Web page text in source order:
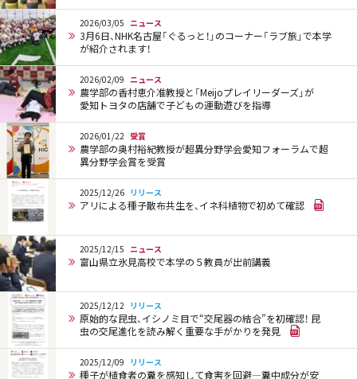
2026/03/05 ニュース
3月6日、NHK名古屋「ぐるっと！」のコーナー「ラブ旅」で本学
が紹介されます！
2026/02/09 ニュース
農学部の香村恵介准教授と「Meijoプレイリーダーズ」が
愛知トヨタの店舗で子どもの運動遊びを指導
2026/01/22 受賞
農学部の奥村裕紀教授が超異分野学会愛知フォーラムで超
異分野学会賞を受賞
2025/12/26 リリース
アリによる種子散布共生を、イネ科植物で初めて確認
2025/12/15 ニュース
富山県立氷見高校で本学の５教員が出前講義
2025/12/12 リリース
原始的な昆虫、イシノミ目で“交尾器の結合”を初確認！ 昆
虫の交尾進化を読み解く重要な手がかりを発見
2025/12/09 リリース
種子が植食者の糞を感知して食害を回避―糞中成分が安